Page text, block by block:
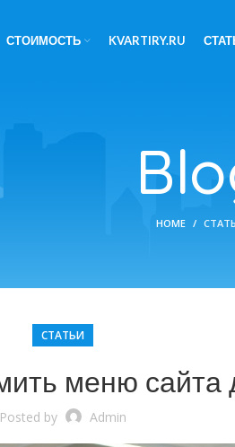
СТОИМОСТЬ KVARTIRY.RU
HOME
СТАТЬИ
меню сайта
Posted by Admin